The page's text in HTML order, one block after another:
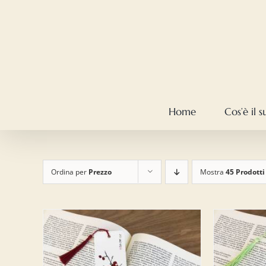
Home Cos’è il
Ordina per Prezzo Mostra 45 Prodotti